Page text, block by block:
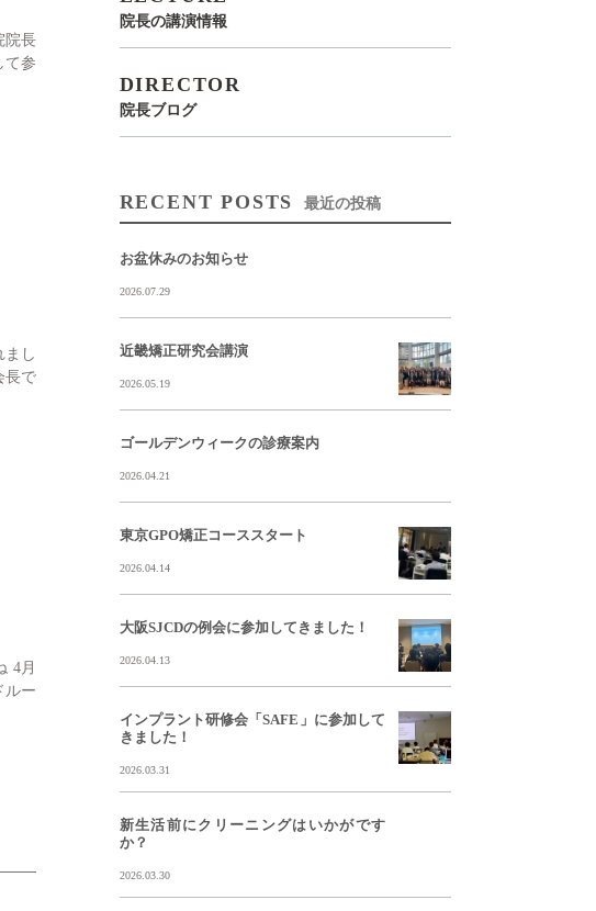
院長
て参
まし
長で
4月
ルー
院長の講演情報
DIRECTOR
院長ブログ
RECENT POSTS 最近の投稿
お盆休みのお知らせ
2026.07.29
近畿矯正研究会講演
2026.05.19
ゴールデンウィークの診療案内
2026.04.21
東京GPO矯正コーススタート
2026.04.14
大阪SJCDの例会に参加してきました！
2026.04.13
インプラント研修会「SAFE」に参加して
きました！
2026.03.31
新生活前にクリーニングはいかがです
か？
2026.03.30